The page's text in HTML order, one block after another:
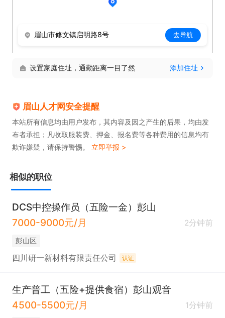
眉山市修文镇启明路8号 去导航
设置家庭住址，通勤距离一目了然 添加住址
眉山人才网安全提醒
本站所有信息均由用户发布，其内容及因之产生的后果，均由发
布者承担；凡收取服装费、押金、报名费等各种费用的信息均有
欺诈嫌疑，请保持警惕。 立即举报 >
相似的职位
DCS中控操作员（五险一金）彭山
7000-9000元/月
2分钟前
彭山区
四川研一新材料有限责任公司 认证
生产普工（五险+提供食宿）彭山观音
4500-5500元/月
1分钟前